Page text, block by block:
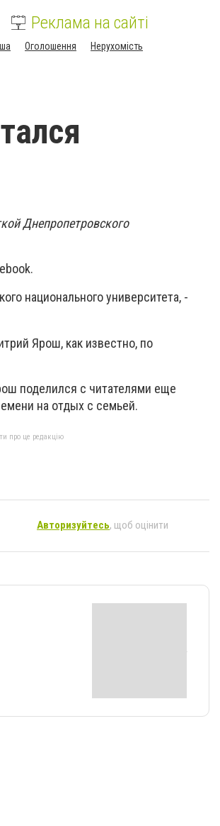
Реклама на сайті
Оголошення Нерухомість
Днепропетровского
национального университета, -
Ярош, как известно, по
поделился с читателями еще
на отдых с семьей.
про це редакцію
Авторизуйтесь, щоб оцінити